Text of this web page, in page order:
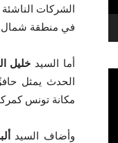
الشركات
في منطقة شمال
أما السيدخليل
الحدث يمثل
مكانة تونس
وأضاف السيد